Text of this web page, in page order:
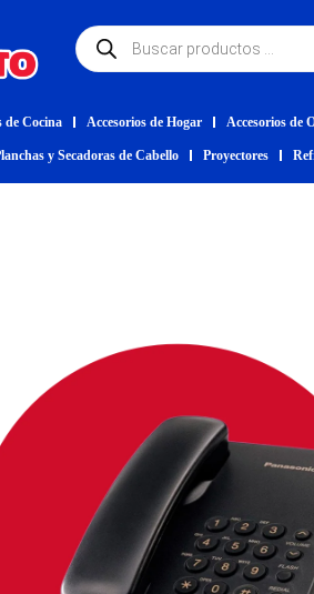
de Cocina Accesorios de Hogar Accesorios de
y Secadoras de Cabello Proyectores